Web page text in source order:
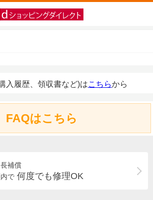
入履歴、領収書など)はこちらから
FAQはこちら
補償
で 何度でも修理OK